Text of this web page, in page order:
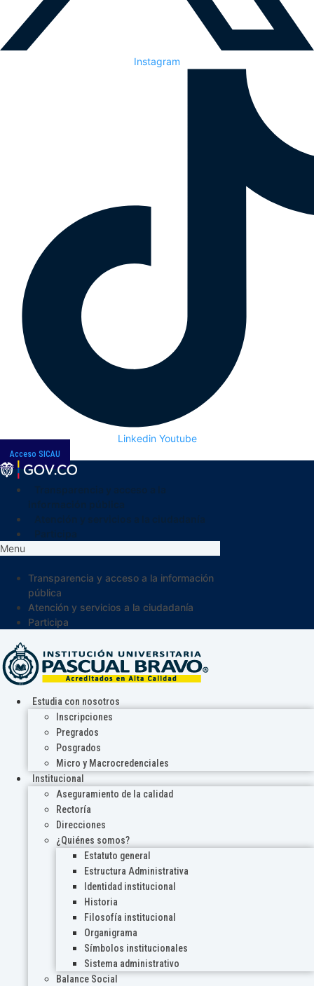
Instagram
Linkedin Youtube
Acceso SICAU
Menu
Transparencia y acceso a la información
pública
Atención y servicios a la ciudadanía
Participa
Estudia con nosotros
Inscripciones
Pregrados
Posgrados
Micro y Macrocredenciales
Institucional
Aseguramiento de la calidad
Rectoría
Direcciones
¿Quiénes somos?
Estatuto general
Estructura Administrativa
Identidad institucional
Historia
Filosofía institucional
Organigrama
Símbolos institucionales
Sistema administrativo
Balance Social